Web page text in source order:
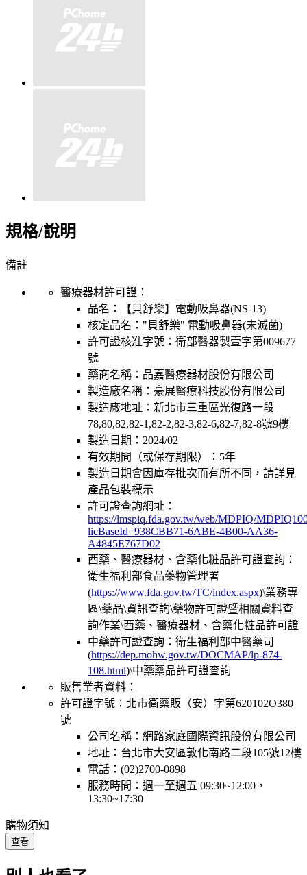
規格/說明
備註
醫療器材許可證：
品名：
【貝舒樂】電動吸鼻器(NS-13)
核定品名： "貝舒樂" 電動吸鼻器(未滅菌)
許可證核准字號： 衛部醫器製壹字第009677
號
藥商名稱： 品嘉醫療器材股份有限公司
製造廠名稱： 豪展醫療科技股份有限公司
製造廠地址： 新北市三重區光復路一段
78,80,82,82-1,82-2,82-3,82-6,82-7,82-8號9樓
製造日期： 2024/02
有效期間（或保存期限）： 5年
製造日期會因庫存批次而有所不同，請詳見
產品包裝標示
許可證查詢網址：
https://lmspiq.fda.gov.tw/web/MDPIQ/
licBaseId=938CBB71-6ABE-4B00-AA36-
A4845E767D02
西藥、醫療器材、含藥化粧品許可證查詢：
衛生福利部食品藥物管理署
(https://www.fda.gov.tw/TC/index.aspx)\業務專
區\藥品\資訊查詢\藥物許可證暨相關資料查
詢作業\西藥、醫療器材、含藥化粧品許可證
中藥許可證查詢：衛生福利部中醫藥司
(https://dep.mohw.gov.tw/DOCMAP/lp-874-
108.html)\中藥藥品許可證查詢
販售業者資料：
許可證字號：北市衛藥販（安）字第620102O380
號
公司名稱：網路家庭國際資訊股份有限公司
地址：台北市大安區敦化南路二段105號12樓
電話：(02)2700-0898
服務時間：週一至週五 09:30~12:00，
13:30~17:30
購物須知
查看